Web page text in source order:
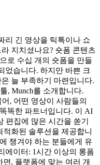
리 긴 영상을 틱톡이나 쇼
지치셨나요? 숏폼 콘텐츠
로 수십 개의 숏폼을 만들
었습니다. 하지만 바쁜 크
늘 부족하기 마련입니다.
, Munch를 소개합니다.
, 어떤 영상이 사람들의
똑한 파트너입니다. 이 AI
편집에 많은 시간을 쏟기
화된 솔루션을 제공합니
챙겨야 하는 분들에게 유
에이터: 1시간 이상의 롱폼
, 플랫폼에 맞는 여러 개